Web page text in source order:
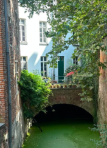
Géry : un ancien
de
d’une